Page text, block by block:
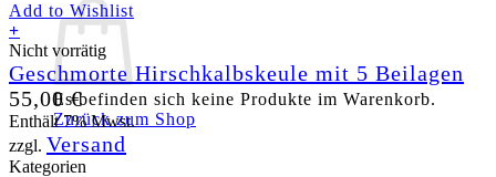
Es befinden sich keine Produkte im Warenkorb.
Zurück zum Shop
Add to Wishlist
+
Nicht vorrätig
Geschmorte Hirschkalbskeule mit 5 Beilagen
55,00€
Enthält 7% Mwst.
zzgl. Versand
Kategorien